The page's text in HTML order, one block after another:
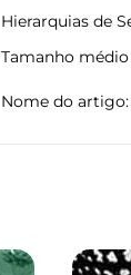
Hierarquias de
Tamanho
Nome do artigo